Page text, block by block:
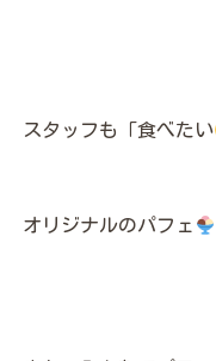
スタッフも「食べたい
オリジナルのパフェ